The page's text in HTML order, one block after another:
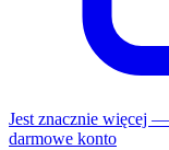
Jest znacznie więcej
darmowe konto